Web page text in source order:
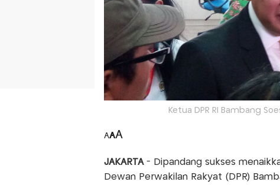
Ketua DPR RI Bambang
AAA
JAKARTA- Dipandang sukses
Dewan Perwakilan Rakyat (DPR)